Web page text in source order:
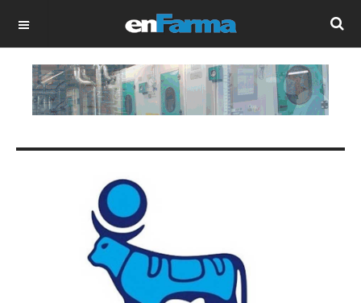
OFF CANVAS